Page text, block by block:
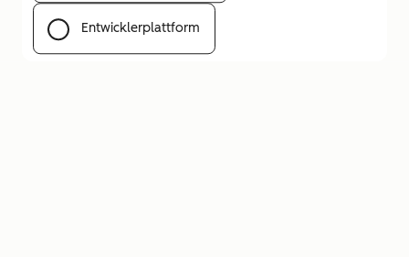
Menü öffnen
Entwicklerplattform